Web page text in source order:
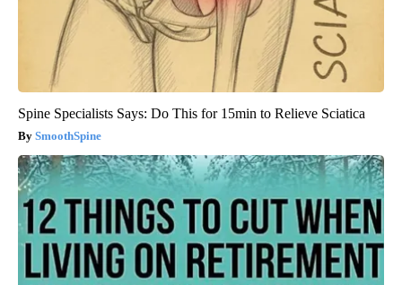
Spine Specialists Says: Do This for 15min to Relieve Sciatica
SmoothSpine